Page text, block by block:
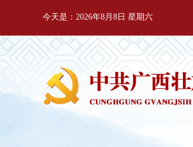
今天是：2026年8月8日 星期六